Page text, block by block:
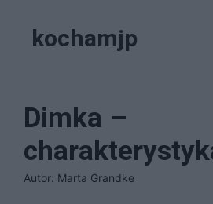
kochamjp
Dimka –
Autor: Marta Grandke